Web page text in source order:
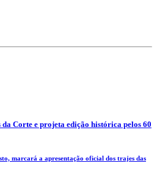
Corte e projeta edição histórica pelos 60
marcará a apresentação oficial dos trajes das